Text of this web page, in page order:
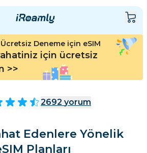
Ücretsiz Deneme için eSIM
için ücretsiz
>>
2692 yorum
Edenlere Yönelik
Planları